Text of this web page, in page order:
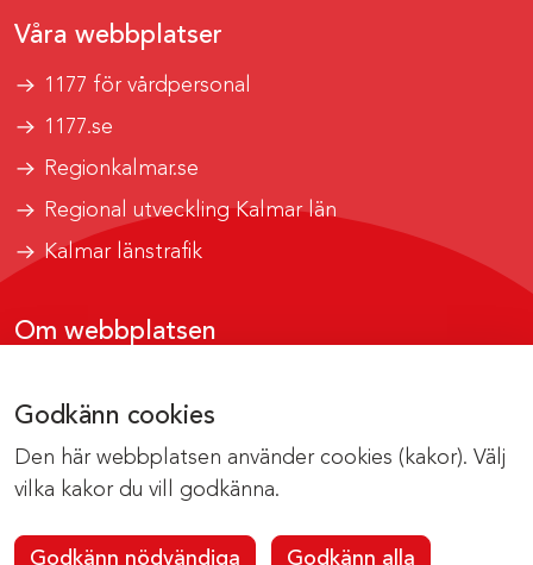
Godkänn cookies
Den här webbplatsen använder cookies (kakor). Välj
vilka kakor du vill godkänna.
Godkänn nödvändiga Godkänn alla
Våra webbplatser
1177 för vårdpersonal
1177.se
Regionkalmar.se
Regional utveckling Kalmar län
Kalmar länstrafik
Om webbplatsen
Om cookies
Kontakta webbredaktionen